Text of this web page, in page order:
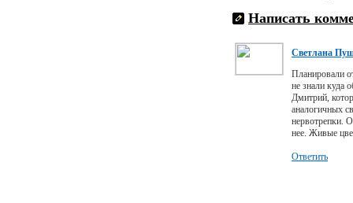
Написать
Светлана
Планировали
не знали куда
Дмитрий,
аналогичных
нервотрепки.
нее. Живые
Ответить